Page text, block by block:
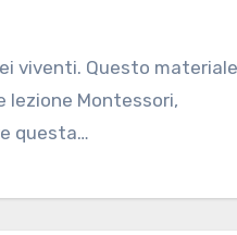
viventi. Questo
lezione Montessori,
questa…